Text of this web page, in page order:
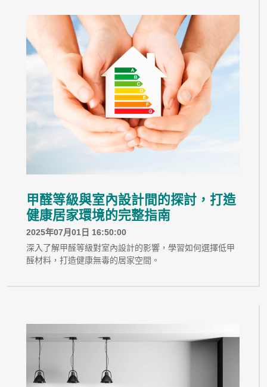
甲醛等級與室內設計間的探討，打造
健康居家環境的完整指南
2025年07月01日 16:50:00
深入了解甲醛等級對室內設計的影響，學習如何選擇低甲
醛材料，打造健康無毒的居家空間。